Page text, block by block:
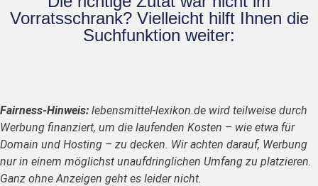
Vorratsschrank? Vielleicht hilft Ihnen die
Suchfunktion weiter:
Fairness-Hinweis: lebensmittel-lexikon.de wird teilweise durch
Werbung finanziert, um die laufenden Kosten – wie etwa für
Domain und Hosting – zu decken. Wir achten darauf, Werbung
nur in einem möglichst unaufdringlichen Umfang zu platzieren.
Ganz ohne Anzeigen geht es leider nicht.